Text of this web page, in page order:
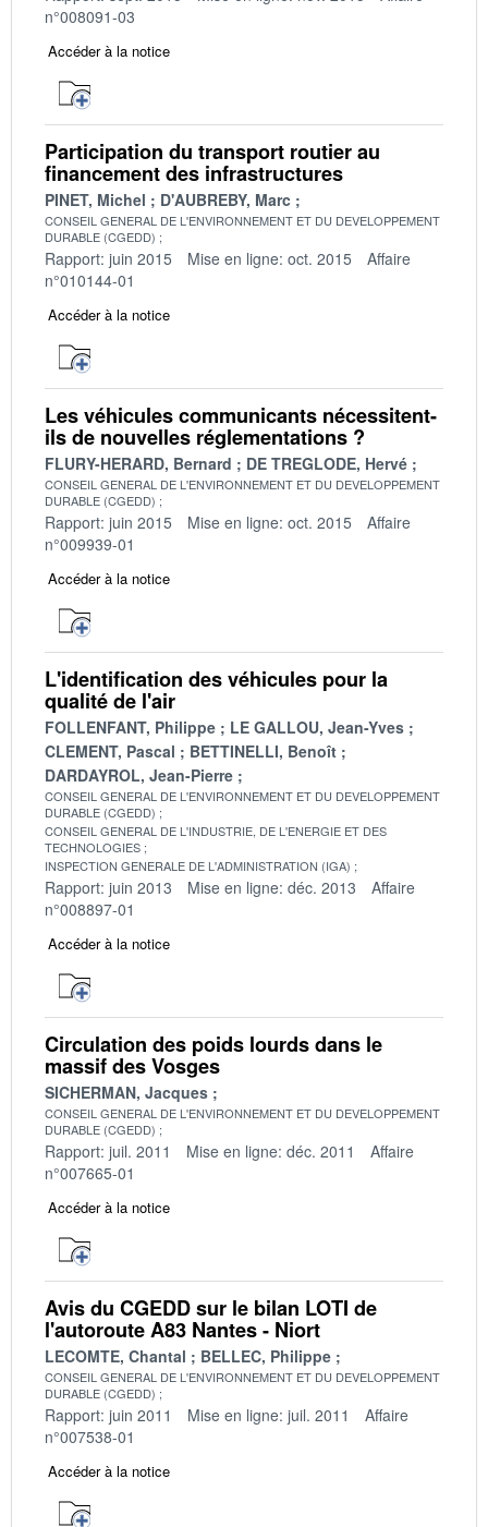
n°008091-03
Accéder à la notice
Participation du transport routier au
financement des infrastructures
PINET, Michel D'AUBREBY, Marc
CONSEIL GENERAL DE L'ENVIRONNEMENT ET DU DEVELOPPEMENT
DURABLE (CGEDD)
Rapport: juin 2015 Mise en ligne: oct. 2015
Affaire
n°010144-01
Accéder à la notice
Les véhicules communicants nécessitent-
ils de nouvelles réglementations ?
FLURY-HERARD, Bernard DE TREGLODE, Hervé
CONSEIL GENERAL DE L'ENVIRONNEMENT ET DU DEVELOPPEMENT
DURABLE (CGEDD)
Rapport: juin 2015 Mise en ligne: oct. 2015
Affaire
n°009939-01
Accéder à la notice
L'identification des véhicules pour la
qualité de l'air
FOLLENFANT, Philippe
LE GALLOU, Jean-Yves
CLEMENT, Pascal
BETTINELLI, Benoît
DARDAYROL, Jean-Pierre
CONSEIL GENERAL DE L'ENVIRONNEMENT ET DU DEVELOPPEMENT
DURABLE (CGEDD)
CONSEIL GENERAL DE L'INDUSTRIE, DE L'ENERGIE ET DES
TECHNOLOGIES
INSPECTION GENERALE DE L'ADMINISTRATION (IGA)
Rapport: juin 2013 Mise en ligne: déc. 2013
Affaire
n°008897-01
Accéder à la notice
Circulation des poids lourds dans le
massif des Vosges
SICHERMAN, Jacques
CONSEIL GENERAL DE L'ENVIRONNEMENT ET DU DEVELOPPEMENT
DURABLE (CGEDD)
Rapport: juil. 2011 Mise en ligne: déc. 2011
Affaire
n°007665-01
Accéder à la notice
Avis du CGEDD sur le bilan LOTI de
l'autoroute A83 Nantes - Niort
LECOMTE, Chantal BELLEC, Philippe
CONSEIL GENERAL DE L'ENVIRONNEMENT ET DU DEVELOPPEMENT
DURABLE (CGEDD)
Rapport: juin 2011 Mise en ligne: juil. 2011
Affaire
n°007538-01
Accéder à la notice